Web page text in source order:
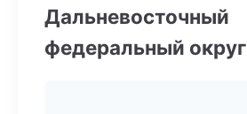
Дальневосточный
федеральный округ